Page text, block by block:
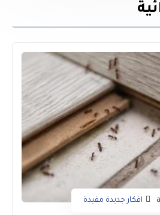
افكار جديدة مفيدة